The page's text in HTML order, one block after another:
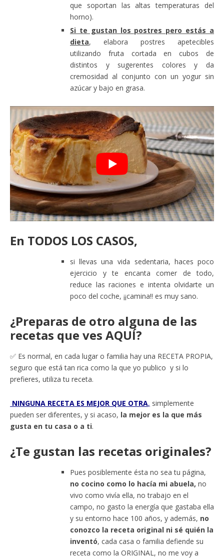
que soportan las altas temperaturas del
horno).
Si te gustan los postres pero estás a
dieta, elabora postres apetecibles
utilizando fruta cortada en cubos de
distintos y sugerentes colores y da
cremosidad al conjunto con un yogur sin
azúcar y bajo en grasa.
En TODOS LOS CASOS,
si llevas una vida sedentaria, haces poco
ejercicio y te encanta comer de todo,
reduce las raciones e intenta olvidarte un
poco del coche, ¡¡camina!! es muy sano.
¿Preparas de otro alguna de las
recetas que ves AQUÍ?
✅ Es normal, en cada lugar o familia hay una RECETA PROPIA,
seguro que está tan rica como la que yo publico y si lo
prefieres, utiliza tu receta.
NINGUNA RECETA ES MEJOR QUE OTRA, simplemente
pueden ser diferentes, y si acaso, la mejor es la que más
gusta en tu casa o a ti.
¿Te gustan las recetas originales?
Pues posiblemente ésta no sea tu página,
no cocino como lo hacía mi abuela, no
vivo como vivía ella, no trabajo en el
campo, no gasto la energía que gastaba ella
y su entorno hace 100 años, y además, no
conozco la receta original ni sé quién la
inventó, cada casa o familia defiende su
receta como la ORIGINAL, no me voy a